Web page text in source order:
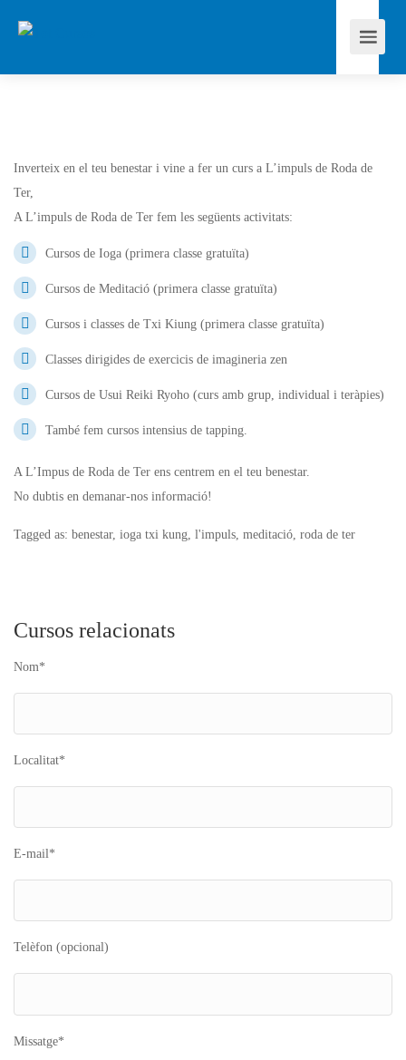
Inverteix en el teu benestar i vine a fer un curs a L’impuls de Roda de
Ter,
A L’impuls de Roda de Ter fem les següents activitats:
Cursos de Ioga (primera classe gratuïta)
Cursos de Meditació (primera classe gratuïta)
Cursos i classes de Txi Kiung (primera classe gratuïta)
Classes dirigides de exercicis de imagineria zen
Cursos de Usui Reiki Ryoho (curs amb grup, individual i teràpies)
També fem cursos intensius de tapping.
A L’Impus de Roda de Ter ens centrem en el teu benestar.
No dubtis en demanar-nos informació!
Tagged as: benestar, ioga txi kung, l'impuls, meditació, roda de ter
Cursos relacionats
Nom*
Localitat*
E-mail*
Telèfon (opcional)
Missatge*